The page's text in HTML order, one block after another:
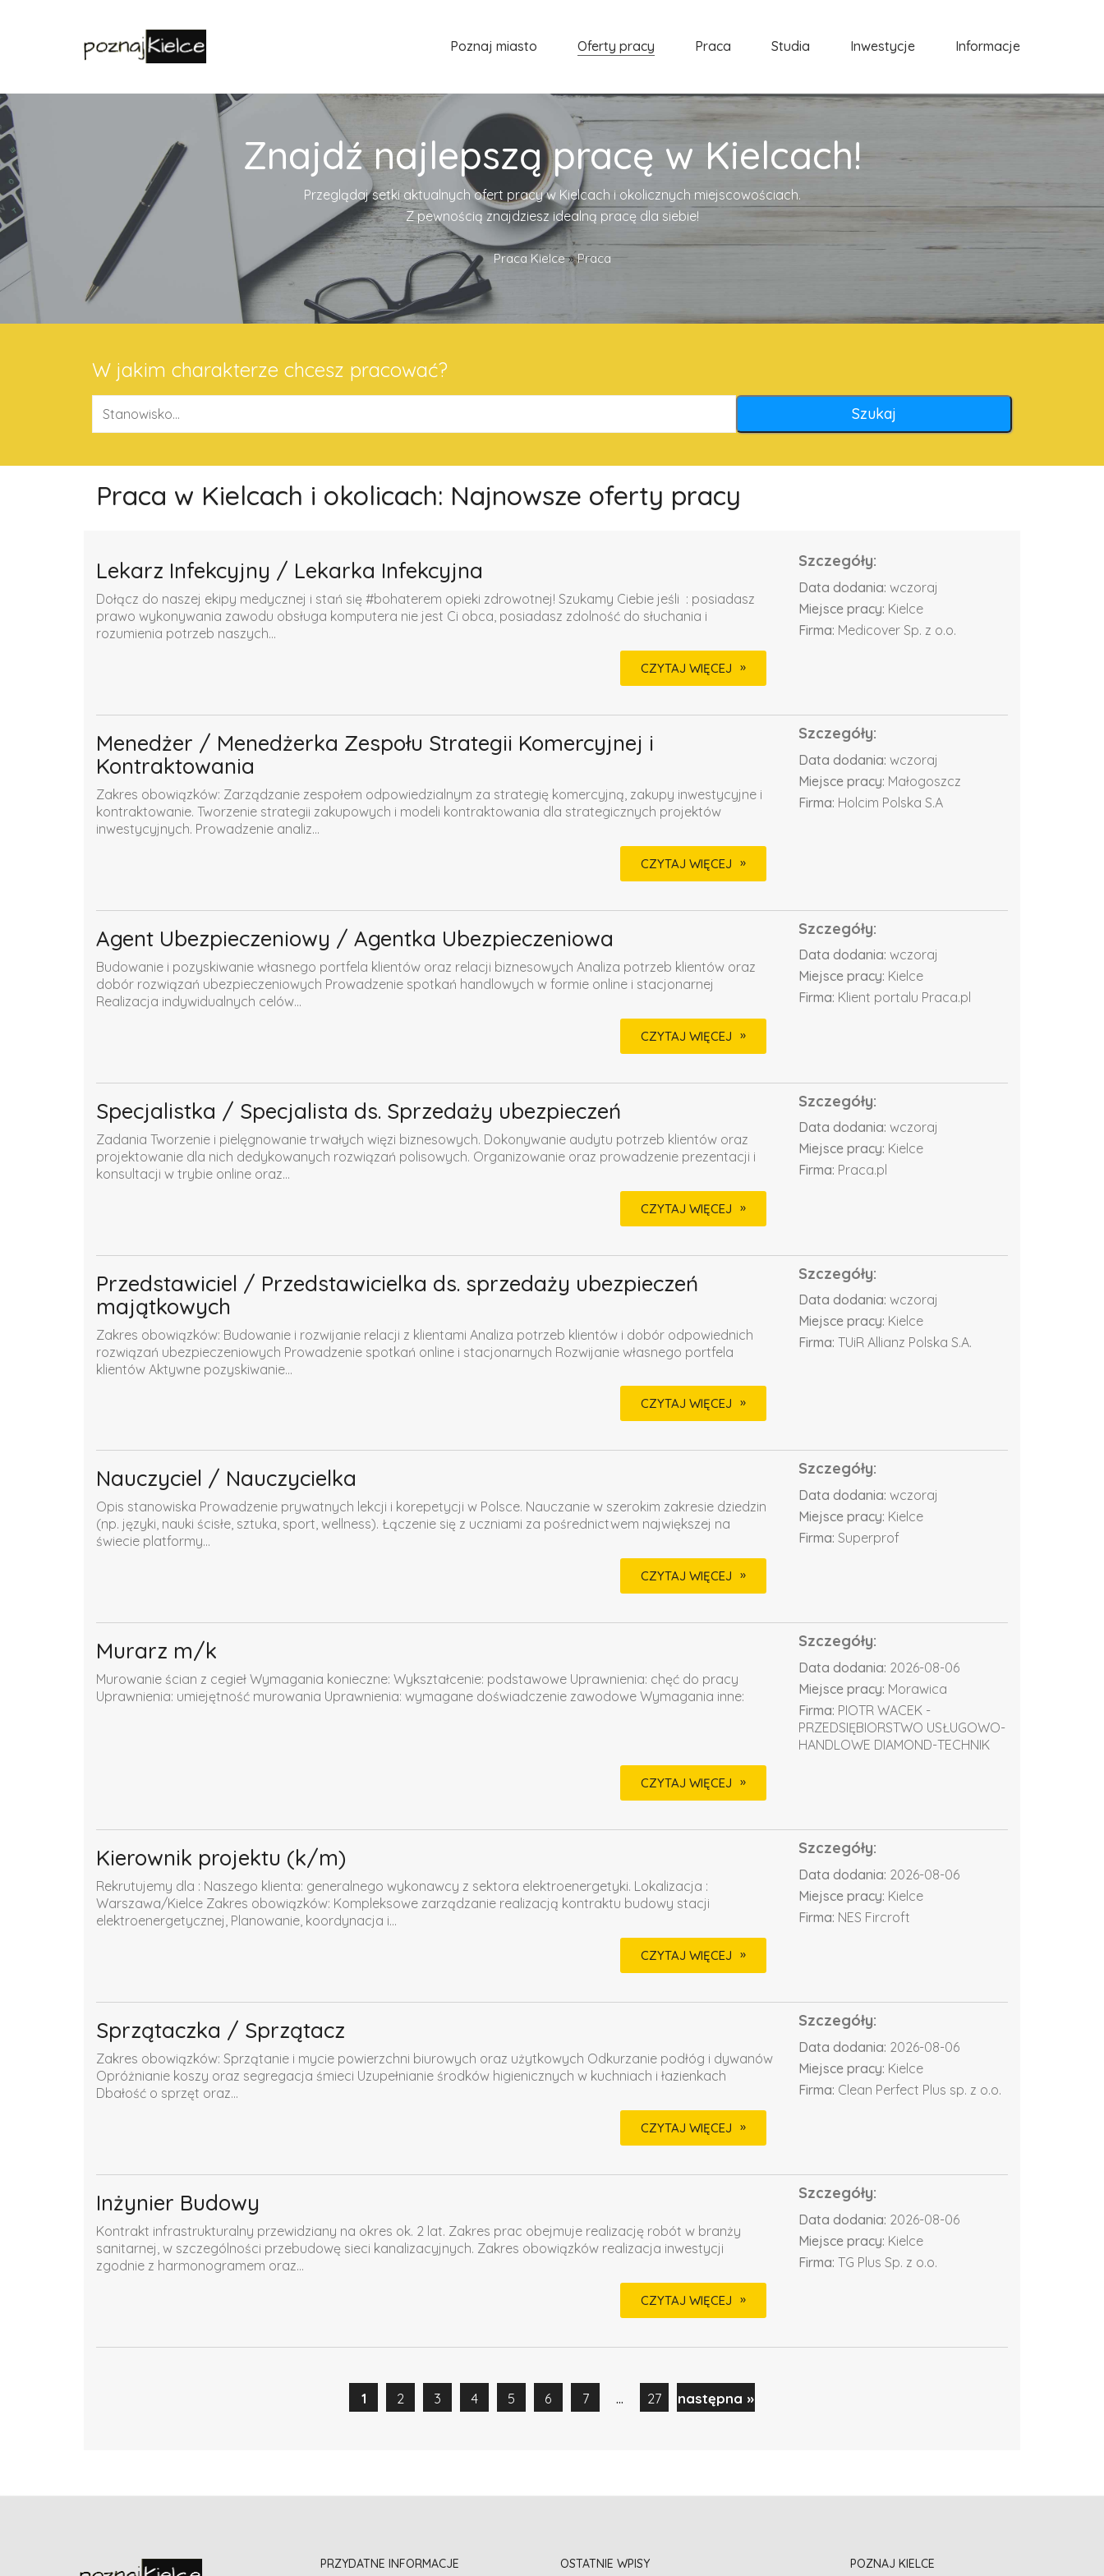
Poznaj miasto Oferty pracy Praca Studia Inwestycje Informacje
Znajdź najlepszą pracę w Kielcach!
Przeglądaj setki aktualnych ofert pracy w Kielcach i okolicznych miejscowościach.
Z pewnością znajdziesz idealną pracę dla siebie!
Praca Kielce»Praca
W jakim charakterze chcesz pracować?
Praca w Kielcach i okolicach: Najnowsze oferty pracy
Lekarz Infekcyjny / Lekarka Infekcyjna
Dołącz do naszej ekipy medycznej i stań się #bohaterem opieki zdrowotnej! Szukamy Ciebie jeśli ​ : posiadasz
prawo wykonywania zawodu obsługa komputera nie jest Ci obca, posiadasz zdolność do słuchania i
rozumienia potrzeb naszych...
Szczegóły:
Data dodania: wczoraj
Miejsce pracy: Kielce
Firma: Medicover Sp. z o.o.
CZYTAJ WIĘCEJ
Menedżer / Menedżerka Zespołu Strategii Komercyjnej i
Kontraktowania
Zakres obowiązków: Zarządzanie zespołem odpowiedzialnym za strategię komercyjną, zakupy inwestycyjne i
kontraktowanie. Tworzenie strategii zakupowych i modeli kontraktowania dla strategicznych projektów
inwestycyjnych. Prowadzenie analiz...
Szczegóły:
Data dodania: wczoraj
Miejsce pracy: Małogoszcz
Firma: Holcim Polska S.A
CZYTAJ WIĘCEJ
Agent Ubezpieczeniowy / Agentka Ubezpieczeniowa
Budowanie i pozyskiwanie własnego portfela klientów oraz relacji biznesowych Analiza potrzeb klientów oraz
dobór rozwiązań ubezpieczeniowych Prowadzenie spotkań handlowych w formie online i stacjonarnej
Realizacja indywidualnych celów...
Szczegóły:
Data dodania: wczoraj
Miejsce pracy: Kielce
Firma: Klient portalu Praca.pl
CZYTAJ WIĘCEJ
Specjalistka / Specjalista ds. Sprzedaży ubezpieczeń
Zadania Tworzenie i pielęgnowanie trwałych więzi biznesowych. Dokonywanie audytu potrzeb klientów oraz
projektowanie dla nich dedykowanych rozwiązań polisowych. Organizowanie oraz prowadzenie prezentacji i
konsultacji w trybie online oraz...
Szczegóły:
Data dodania: wczoraj
Miejsce pracy: Kielce
Firma: Praca.pl
CZYTAJ WIĘCEJ
Przedstawiciel / Przedstawicielka ds. sprzedaży ubezpieczeń
majątkowych
Zakres obowiązków: Budowanie i rozwijanie relacji z klientami Analiza potrzeb klientów i dobór odpowiednich
rozwiązań ubezpieczeniowych Prowadzenie spotkań online i stacjonarnych Rozwijanie własnego portfela
klientów Aktywne pozyskiwanie...
Szczegóły:
Data dodania: wczoraj
Miejsce pracy: Kielce
Firma: TUiR Allianz Polska S.A.
CZYTAJ WIĘCEJ
Nauczyciel / Nauczycielka
Opis stanowiska Prowadzenie prywatnych lekcji i korepetycji w Polsce. Nauczanie w szerokim zakresie dziedzin
(np. języki, nauki ścisłe, sztuka, sport, wellness). Łączenie się z uczniami za pośrednictwem największej na
świecie platformy...
Szczegóły:
Data dodania: wczoraj
Miejsce pracy: Kielce
Firma: Superprof
CZYTAJ WIĘCEJ
Murarz m/k
Murowanie ścian z cegieł Wymagania konieczne: Wykształcenie: podstawowe Uprawnienia: chęć do pracy
Uprawnienia: umiejętność murowania Uprawnienia: wymagane doświadczenie zawodowe Wymagania inne:
Szczegóły:
Data dodania: 2026-08-06
Miejsce pracy: Morawica
Firma: PIOTR WACEK -
PRZEDSIĘBIORSTWO USŁUGOWO-
HANDLOWE DIAMOND-TECHNIK
CZYTAJ WIĘCEJ
Kierownik projektu (k/m)
Rekrutujemy dla : Naszego klienta: generalnego wykonawcy z sektora elektroenergetyki. Lokalizacja :
Warszawa/Kielce Zakres obowiązków: Kompleksowe zarządzanie realizacją kontraktu budowy stacji
elektroenergetycznej, Planowanie, koordynacja i...
Szczegóły:
Data dodania: 2026-08-06
Miejsce pracy: Kielce
Firma: NES Fircroft
CZYTAJ WIĘCEJ
Sprzątaczka / Sprzątacz
Zakres obowiązków: Sprzątanie i mycie powierzchni biurowych oraz użytkowych Odkurzanie podłóg i dywanów
Opróżnianie koszy oraz segregacja śmieci Uzupełnianie środków higienicznych w kuchniach i łazienkach
Dbałość o sprzęt oraz...
Szczegóły:
Data dodania: 2026-08-06
Miejsce pracy: Kielce
Firma: Clean Perfect Plus sp. z o.o.
CZYTAJ WIĘCEJ
Inżynier Budowy
Kontrakt infrastrukturalny przewidziany na okres ok. 2 lat. Zakres prac obejmuje realizację robót w branży
sanitarnej, w szczególności przebudowę sieci kanalizacyjnych. Zakres obowiązków realizacja inwestycji
zgodnie z harmonogramem oraz...
Szczegóły:
Data dodania: 2026-08-06
Miejsce pracy: Kielce
Firma: TG Plus Sp. z o.o.
CZYTAJ WIĘCEJ
1 2 3 4 5 6 7 ... 27 następna »
PRZYDATNE INFORMACJE OSTATNIE WPISY POZNAJ KIELCE